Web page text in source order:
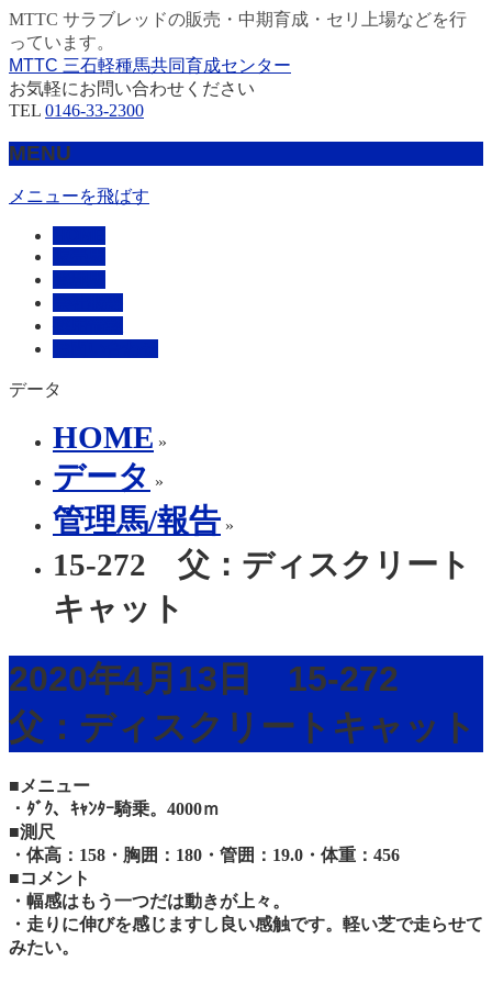
MTTC サラブレッドの販売・中期育成・セリ上場などを行
っています。
MTTC 三石軽種馬共同育成センター
お気軽にお問い合わせください
TEL 0146-33-2300
MENU
メニューを飛ばす
データ
HOME »
データ »
管理馬/報告 »
15-272 父：ディスクリート
キャット
2020年4月13日 15-272
父：ディスクリートキャット
■メニュー
・ﾀﾞｸ、ｷｬﾝﾀｰ騎乗。4000ｍ
■測尺
・体高：158・胸囲：180・管囲：19.0・体重：456
■コメント
・幅感はもう一つだは動きが上々。
・走りに伸びを感じますし良い感触です。軽い芝で走らせて
みたい。